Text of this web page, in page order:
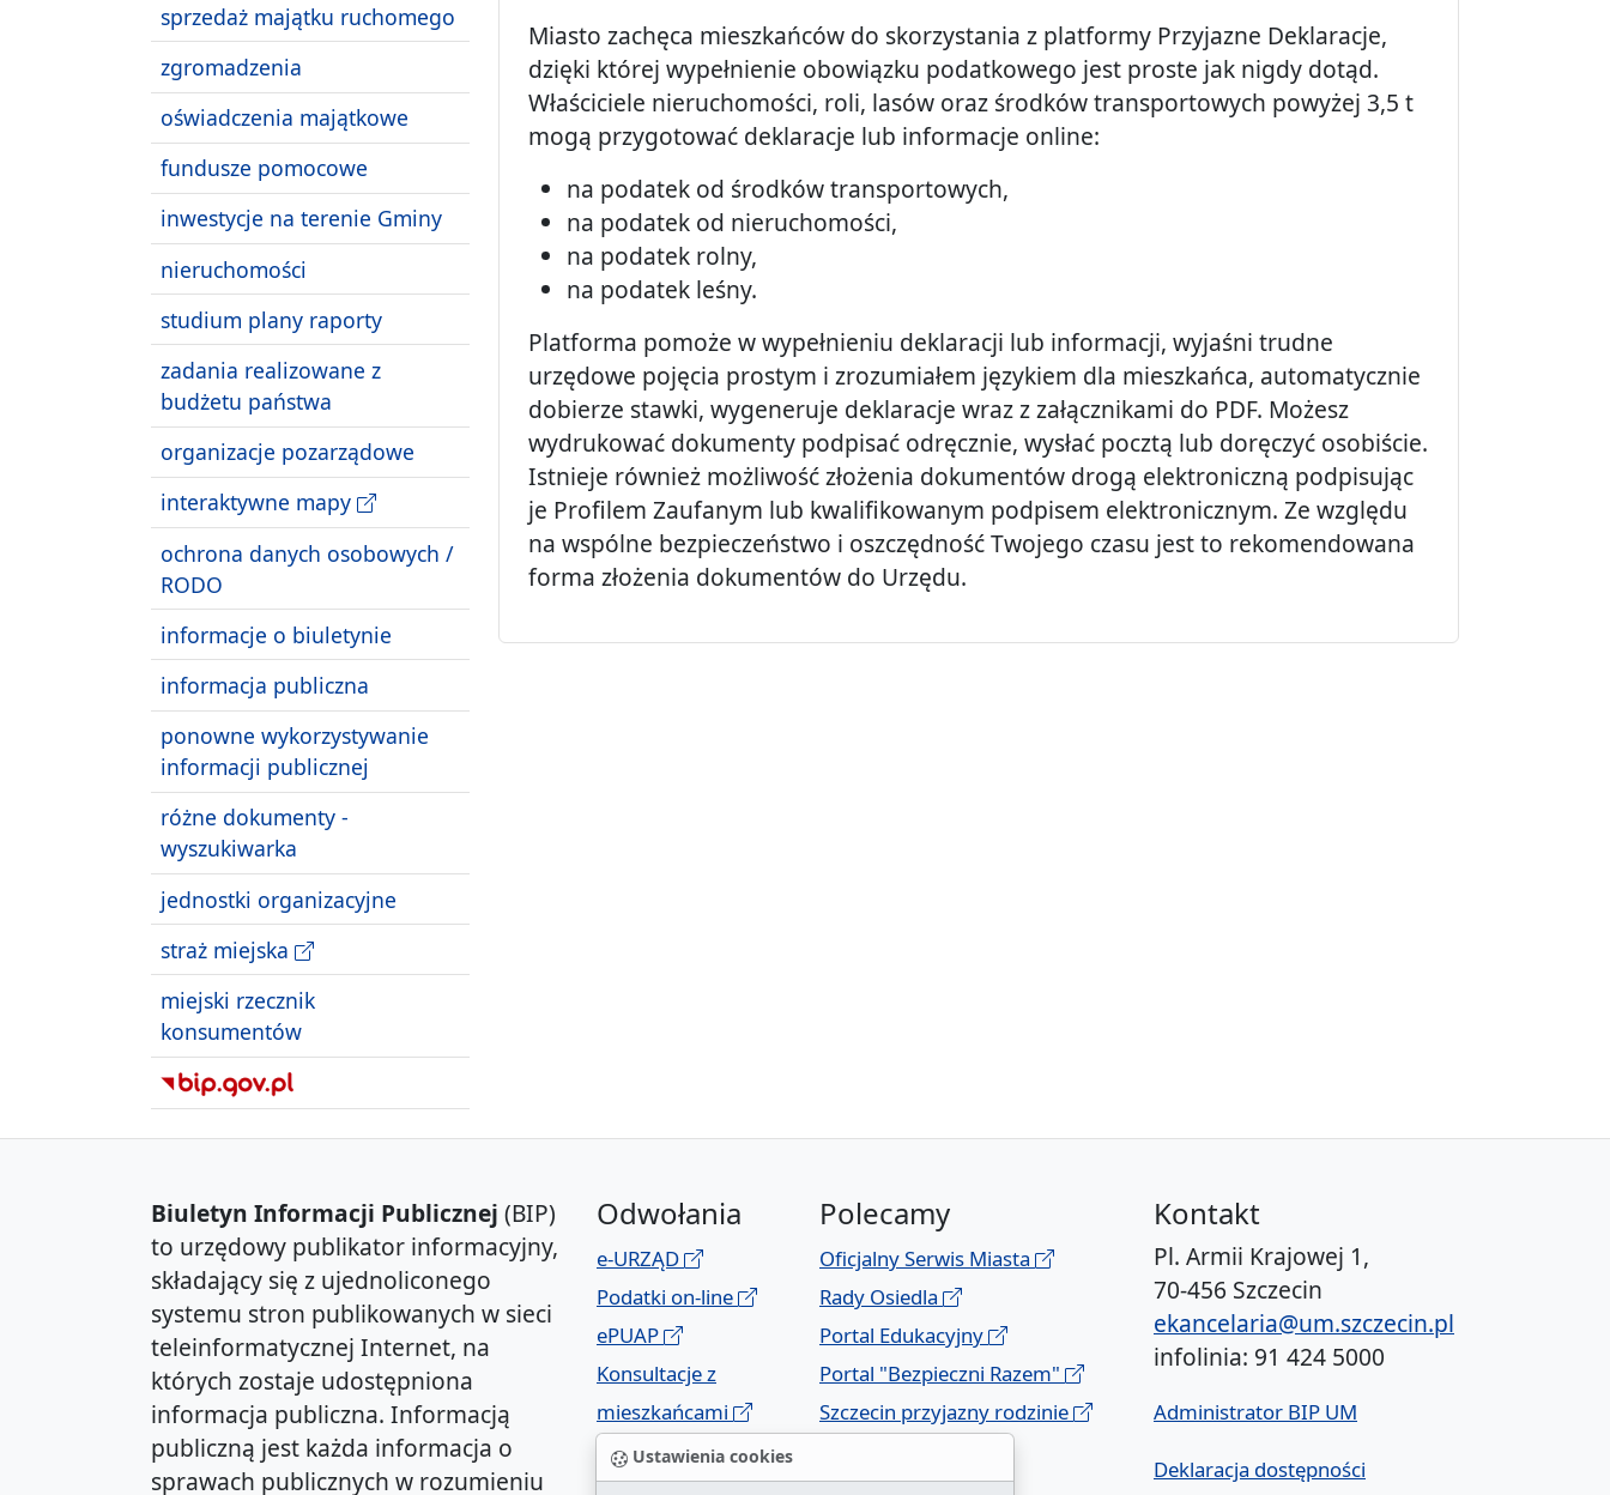
Ustawienia cookies
sprzedaż majątku ruchomego
zgromadzenia
oświadczenia majątkowe
fundusze pomocowe
inwestycje na terenie Gminy
nieruchomości
studium plany raporty
zadania realizowane z
budżetu państwa
organizacje pozarządowe
interaktywne mapy
ochrona danych osobowych /
RODO
informacje o biuletynie
informacja publiczna
ponowne wykorzystywanie
informacji publicznej
różne dokumenty -
wyszukiwarka
jednostki organizacyjne
straż miejska
miejski rzecznik
konsumentów
Miasto zachęca mieszkańców do skorzystania z platformy Przyjazne Deklaracje,
dzięki której wypełnienie obowiązku podatkowego jest proste jak nigdy dotąd.
Właściciele nieruchomości, roli, lasów oraz środków transportowych powyżej 3,5 t
mogą przygotować deklaracje lub informacje online:
na podatek od środków transportowych,
na podatek od nieruchomości,
na podatek rolny,
na podatek leśny.
Platforma pomoże w wypełnieniu deklaracji lub informacji, wyjaśni trudne
urzędowe pojęcia prostym i zrozumiałem językiem dla mieszkańca, automatycznie
dobierze stawki, wygeneruje deklaracje wraz z załącznikami do PDF. Możesz
wydrukować dokumenty podpisać odręcznie, wysłać pocztą lub doręczyć osobiście.
Istnieje również możliwość złożenia dokumentów drogą elektroniczną podpisując
je Profilem Zaufanym lub kwalifikowanym podpisem elektronicznym. Ze względu
na wspólne bezpieczeństwo i oszczędność Twojego czasu jest to rekomendowana
forma złożenia dokumentów do Urzędu.
Biuletyn Informacji Publicznej (BIP)
to urzędowy publikator informacyjny,
składający się z ujednoliconego
systemu stron publikowanych w sieci
teleinformatycznej Internet, na
których zostaje udostępniona
informacja publiczna. Informacją
publiczną jest każda informacja o
sprawach publicznych w rozumieniu
Odwołania
e-URZĄD
Podatki on-line
ePUAP
Konsultacje z
mieszkańcami
Geoportal
Polecamy
Oficjalny Serwis Miasta
Rady Osiedla
Portal Edukacyjny
Portal "Bezpieczni Razem"
Szczecin przyjazny rodzinie
Kontakt
Pl. Armii Krajowej 1,
70-456 Szczecin
ekancelaria@um.szczecin.pl
infolinia: 91 424 5000
Administrator BIP UM
Deklaracja dostępności